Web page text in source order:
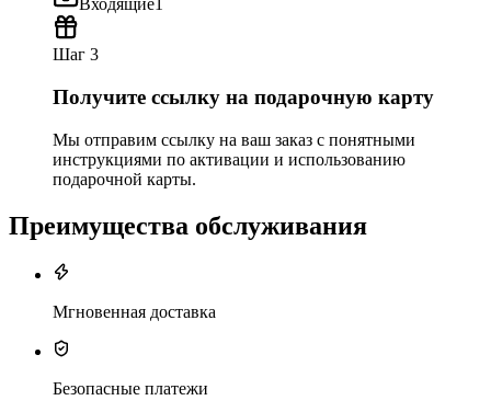
Входящие1
Шаг 3
Получите ссылку на подарочную карту
Мы отправим ссылку на ваш заказ с понятными
инструкциями по активации и использованию
подарочной карты.
Преимущества обслуживания
Мгновенная доставка
Безопасные платежи